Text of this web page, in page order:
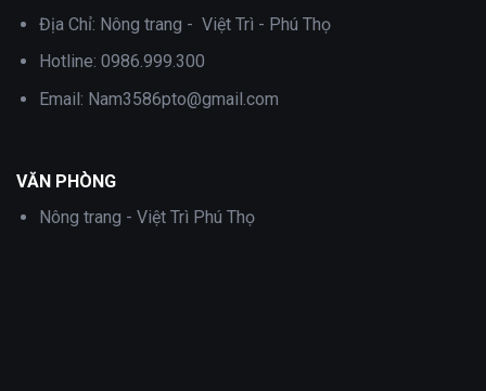
Địa Chỉ: Nông trang - Việt Trì - Phú Thọ
Hotline: 0986.999.300
Email: Nam3586pto@gmail.com
VĂN PHÒNG
Nông trang - Việt Trì Phú Thọ